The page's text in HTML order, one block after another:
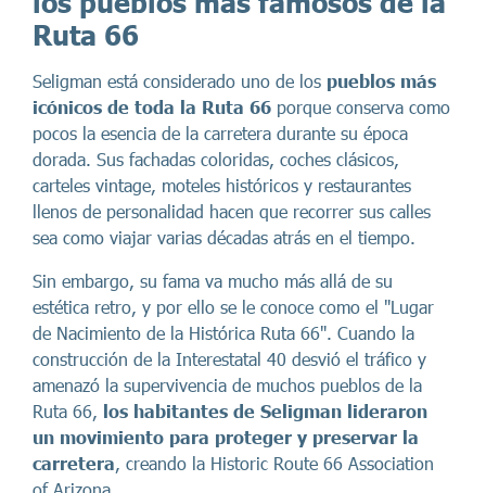
Ruta 66
Seligman está considerado uno de los pueblos más
icónicos de toda la Ruta 66 porque conserva como
pocos la esencia de la carretera durante su época
dorada. Sus fachadas coloridas, coches clásicos,
carteles vintage, moteles históricos y restaurantes
llenos de personalidad hacen que recorrer sus calles
sea como viajar varias décadas atrás en el tiempo.
Sin embargo, su fama va mucho más allá de su
estética retro, y por ello se le conoce como el "Lugar
de Nacimiento de la Histórica Ruta 66". Cuando la
construcción de la Interestatal 40 desvió el tráfico y
amenazó la supervivencia de muchos pueblos de la
Ruta 66, los habitantes de Seligman lideraron
un movimiento para proteger y preservar la
carretera, creando la Historic Route 66 Association